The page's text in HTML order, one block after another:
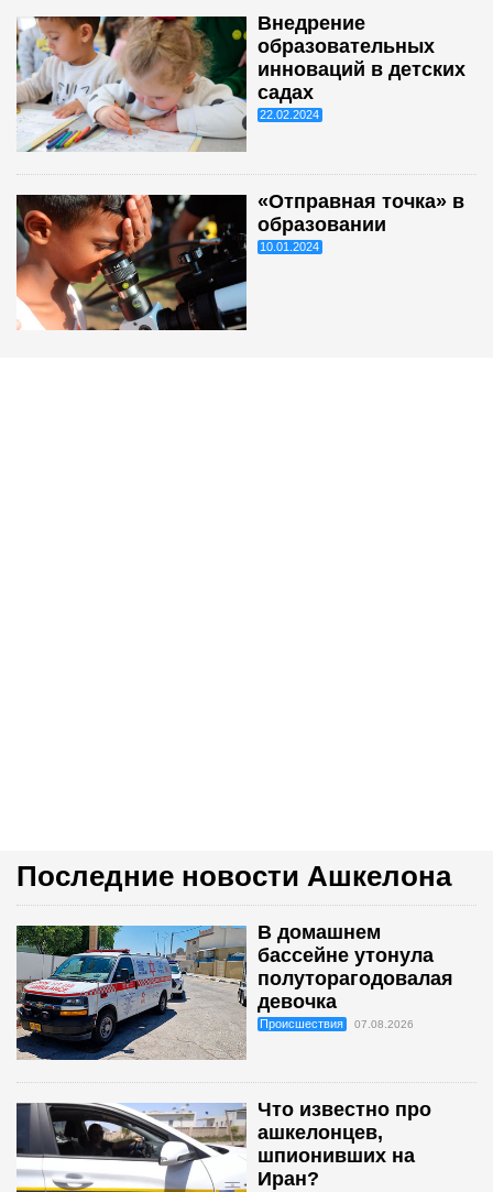
Внедрение
образовательных
инноваций в детских
садах
22.02.2024
«Отправная точка» в
образовании
10.01.2024
Последние новости Ашкелона
В домашнем
бассейне утонула
полуторагодовалая
девочка
Происшествия 07.08.2026
Что известно про
ашкелонцев,
шпионивших на
Иран?